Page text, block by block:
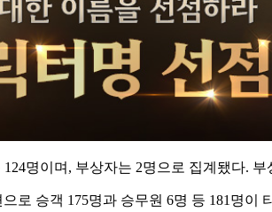
명이며, 부상자는 2명으로 집계됐다.
로 승객 175명과 승무원 6명 등 181명이